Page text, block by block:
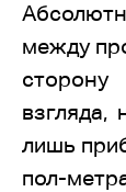
между
взгляда,
лишь
пол-